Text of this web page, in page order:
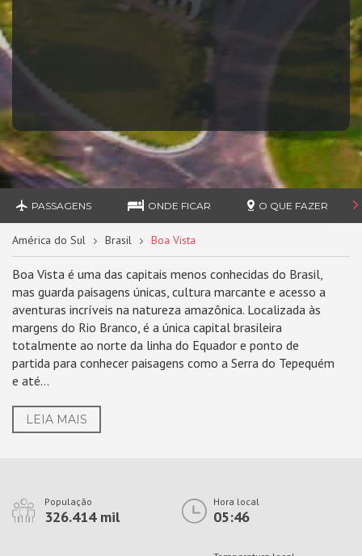
PASSAGENS ONDE FICAR O QUE FAZER
América do Sul Brasil Boa Vista
Boa Vista é uma das capitais menos conhecidas do Brasil,
mas guarda paisagens únicas, cultura marcante e acesso a
aventuras incríveis na natureza amazônica. Localizada às
margens do Rio Branco, é a única capital brasileira
totalmente ao norte da linha do Equador e ponto de
partida para conhecer paisagens como a Serra do Tepequém
e até...
LEIA MAIS
População
326.414 mil
Hora local
05:46